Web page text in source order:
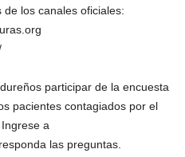
los canales oficiales:
participar de la encuesta
pacientes contagiados por el
a
las preguntas.